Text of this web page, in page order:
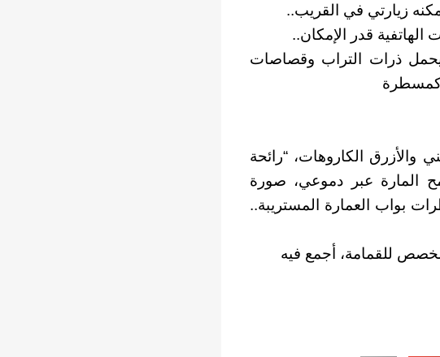
زيارتي في القريب..
قدر الإمكان..
ذرات التراب وقصاصات
كمسطرة
والأزرق الكاروهات، “رائحة
المارة عبر دموعي، صورة
بواب العمارة المستريبة..
للقمامة، أجمع فيه